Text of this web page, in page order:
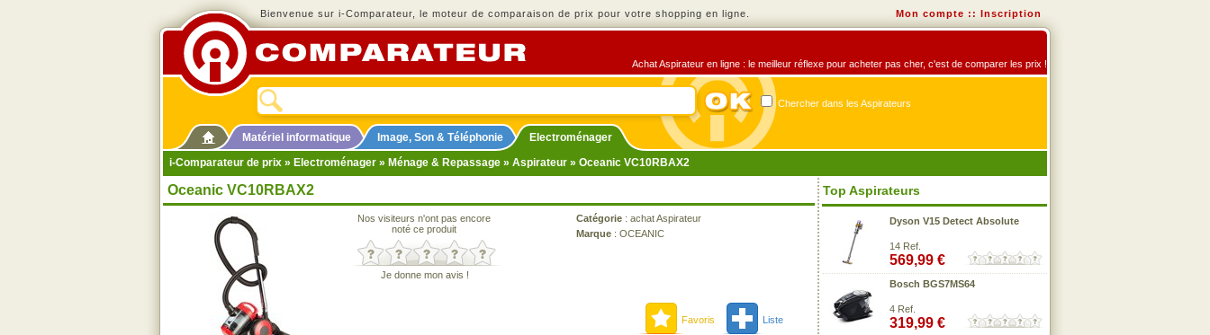
Bienvenue sur i-Comparateur, le moteur de comparaison de prix pour votre shopping en ligne. Mon compte :: Inscription
Achat Aspirateur en ligne : le meilleur réflexe pour acheter pas cher, c'est de comparer les prix !
Chercher dans les Aspirateurs
Matériel informatique Image, Son & Téléphonie
Electroménager
i-Comparateur de prix » Electroménager » Ménage & Repassage » Aspirateur » Oceanic VC10RBAX2
Oceanic VC10RBAX2
Nos visiteurs n'ont pas encore
noté ce produit
Je donne mon avis !
Catégorie : achat Aspirateur
Marque : OCEANIC
Favoris Liste
Top Aspirateurs
Dyson V15 Detect Absolute
14 Ref.
569,99 €
Bosch BGS7MS64
4 Ref.
319,99 €